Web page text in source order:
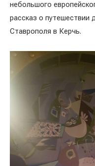
небольшого
рассказ о путешествии
Ставрополя в Керчь.